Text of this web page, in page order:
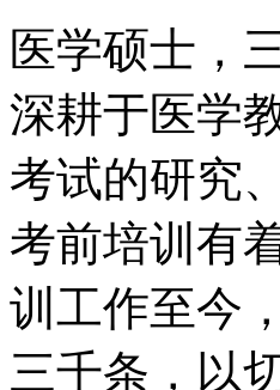
医学硕士，
深耕于医学
考试的研究
考前培训有
训工作至今
三千条，以